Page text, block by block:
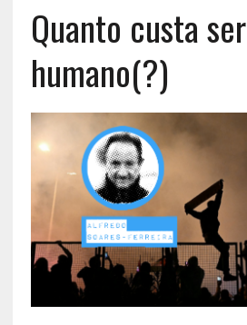
Quanto custa ser
humano(?)